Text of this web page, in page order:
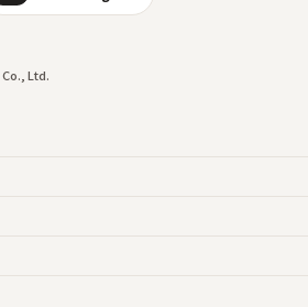
Ltd.